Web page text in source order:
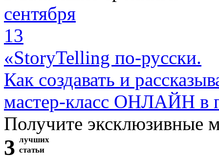
сентября
13
«StoryTelling по-русски.
Как создавать и
мастер-класс ОНЛАЙН в
Получите эксклюзивные
3 лучших
статьи